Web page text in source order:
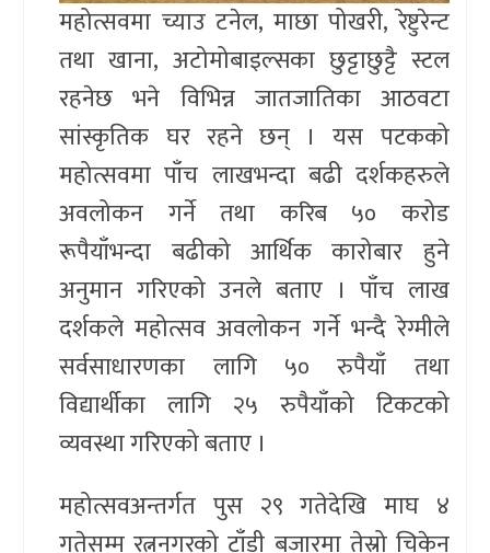
महोत्सवमा च्याउ टनेल, माछा पोखरी, रेष्टुरेन्ट
तथा खाना, अटोमोबाइल्सका छुट्टाछुट्टै स्टल
रहनेछ भने विभिन्न जातजातिका आठवटा
सांस्कृतिक घर रहने छन् । यस पटकको
महोत्सवमा पाँच लाखभन्दा बढी दर्शकहरुले
अवलोकन गर्ने तथा करिब ५० करोड
रूपैयाँभन्दा बढीको आर्थिक कारोबार हुने
अनुमान गरिएको उनले बताए । पाँच लाख
दर्शकले महोत्सव अवलोकन गर्ने भन्दै रेग्मीले
सर्वसाधारणका लागि ५० रुपैयाँ तथा
विद्यार्थीका लागि २५ रुपैयाँको टिकटको
व्यवस्था गरिएको बताए ।
महोत्सवअन्तर्गत पुस २९ गतेदेखि माघ ४
गतेसम्म रत्ननगरको टाँडी बजारमा तेस्रो चिकेन